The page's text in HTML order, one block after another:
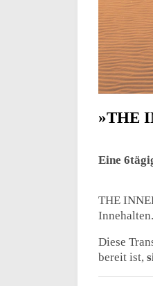
»THE
Eine
THE
Innehalten.
Diese
bereit ist,